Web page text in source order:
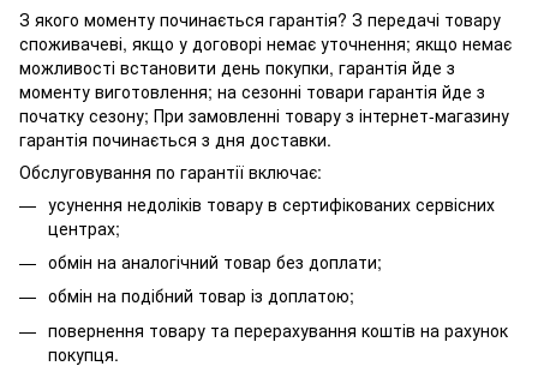
З якого моменту починається гарантія? З передачі товару
споживачеві, якщо у договорі немає уточнення; якщо немає
можливості встановити день покупки, гарантія йде з
моменту виготовлення; на сезонні товари гарантія йде з
початку сезону; При замовленні товару з інтернет-магазину
гарантія починається з дня доставки.
Обслуговування по гарантії включає:
усунення недоліків товару в сертифікованих сервісних
центрах;
обмін на аналогічний товар без доплати;
обмін на подібний товар із доплатою;
повернення товару та перерахування коштів на рахунок
покупця.